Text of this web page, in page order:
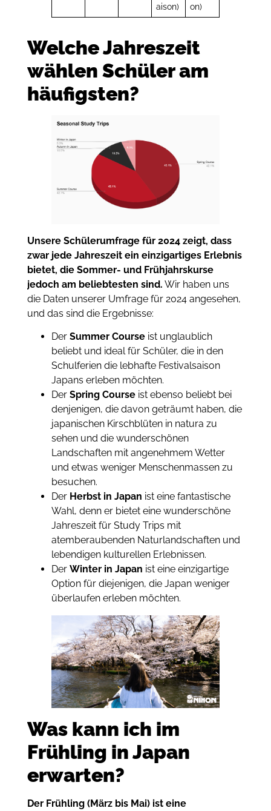
aison)
on)
Welche Jahreszeit
wählen Schüler am
häufigsten?
Unsere Schülerumfrage für 2024 zeigt, dass
zwar jede Jahreszeit ein einzigartiges Erlebnis
bietet, die Sommer- und Frühjahrskurse
jedoch am beliebtesten sind. Wir haben uns
die Daten unserer Umfrage für 2024 angesehen,
und das sind die Ergebnisse:
Der Summer Courseist unglaublich
beliebt und ideal für Schüler, die in den
Schulferien die lebhafte Festivalsaison
Japans erleben möchten.
Der Spring Courseist ebenso beliebt bei
denjenigen, die davon geträumt haben, die
japanischen Kirschblüten in natura zu
sehen und die wunderschönen
Landschaften mit angenehmem Wetter
und etwas weniger Menschenmassen zu
besuchen.
Der Herbst in Japan ist eine fantastische
Wahl, denn er bietet eine wunderschöne
Jahreszeit für Study Trips mit
atemberaubenden Naturlandschaften und
lebendigen kulturellen Erlebnissen.
Der Winter in Japan ist eine einzigartige
Option für diejenigen, die Japan weniger
überlaufen erleben möchten.
Was kann ich im
Frühling in Japan
erwarten?
Der Frühling (März bis Mai) ist eine